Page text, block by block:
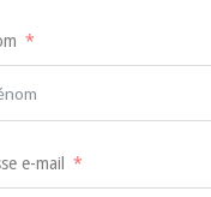
e-mail